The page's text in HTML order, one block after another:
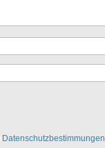
Datenschutzbestimmungen